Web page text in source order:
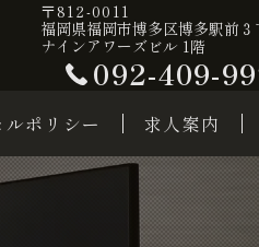
〒812-0011
福岡県福岡市博多区博多駅前
ナインアワーズビル 1階
092-409-
ポリシー 求人案内